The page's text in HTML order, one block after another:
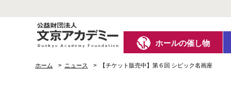
ホールの催し物
ホーム ニュース 【チケット販売中】第６回 シビック名画座